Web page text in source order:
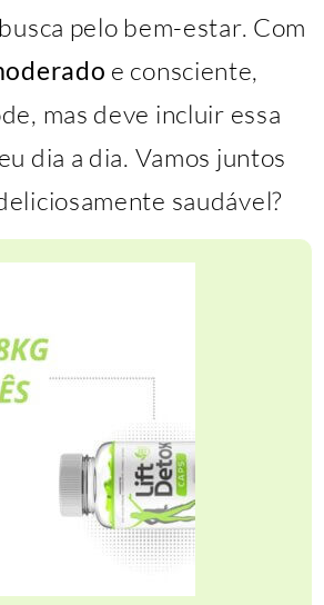
pelo bem-estar. Com
e consciente,
mas deve incluir essa
dia a dia. Vamos juntos
saudável?